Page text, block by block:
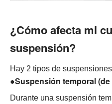
¿Cómo afecta mi
suspensión?
Hay 2 tipos de
●Suspensión temporal (de
Durante una suspensión